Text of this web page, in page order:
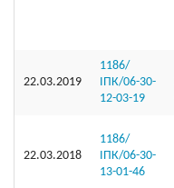
22.03.2019
1186/
ІПК/06-30-
12-03-19
22.03.2018
1186/
ІПК/06-30-
13-01-46